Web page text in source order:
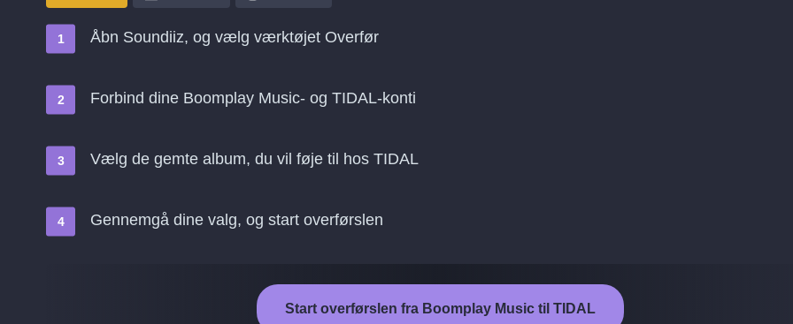
Åbn Soundiiz, og vælg værktøjet Overfør
Forbind dine Boomplay Music- og TIDAL-konti
Vælg de gemte album, du vil føje til hos TIDAL
Gennemgå dine valg, og start overførslen
Start overførslen fra Boomplay Music til TIDAL